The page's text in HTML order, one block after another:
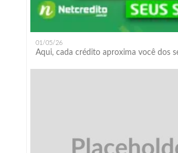
01/05/26
Aqui, cada crédito aproxima você dos